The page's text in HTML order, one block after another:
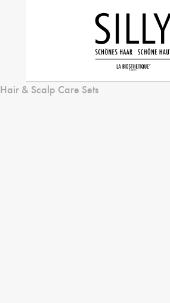
Hair & Scalp Care Sets